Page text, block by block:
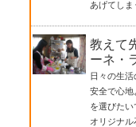
あげてしま
教えて
ーネ・
日々の生活
安全で心
を選びた
オリジナ